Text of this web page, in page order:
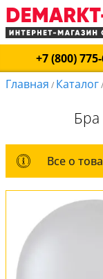
+7 (800)
Главная / Каталог/
Все о
Все о